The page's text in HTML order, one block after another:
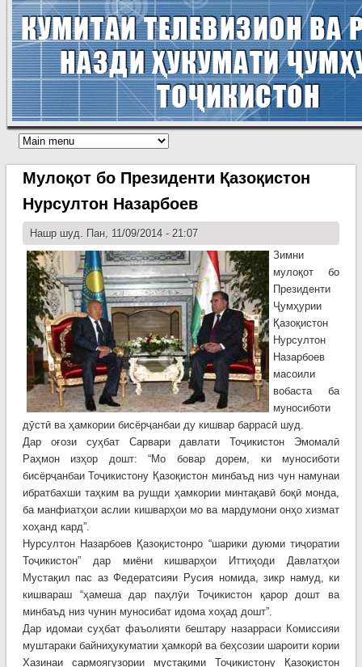
Мулоқот бо Президенти Қазоқистон
Нурсултон Назарбоев
Нашр шуд. Пан, 11/09/2014 - 21:07
Зимни
мулоқот бо
Президенти
Ҷумҳурии
Қазоқистон
Нурсултон
Назарбоев
масоили
вобаста ба
муносиботи
дӯстӣ ва ҳамкории бисёрҷанбаи ду кишвар баррасӣ шуд.
Дар оғози суҳбат Сарвари давлати Тоҷикистон Эмомалӣ
Раҳмон изҳор дошт: “Мо бовар дорем, ки муносиботи
бисёрҷанбаи Тоҷикистону Қазоқистон минбаъд низ чун намунаи
ибратбахши таҳким ва рушди ҳамкории минтақавӣ боқӣ монда,
ба манфиатҳои аслии кишварҳои мо ва мардумони онҳо хизмат
хоҳанд кард”.
Нурсултон Назарбоев Қазоқистонро “шарики дуюми тиҷоратии
Тоҷикистон” дар миёни кишварҳои Иттиҳоди Давлатҳои
Мустақил пас аз Федератсияи Русия номида, зикр намуд, ки
кишвараш “ҳамеша дар паҳлӯи Тоҷикистон қарор дошт ва
минбаъд низ чунин муносибат идома хоҳад дошт”.
Дар идомаи суҳбат фаъолияти бештару назарраси Комиссияи
муштараки байниҳукуматии ҳамкорӣ ва беҳсозии шароити кории
Хазинаи сармоягузории мустақими Тоҷикистону Қазоқистон